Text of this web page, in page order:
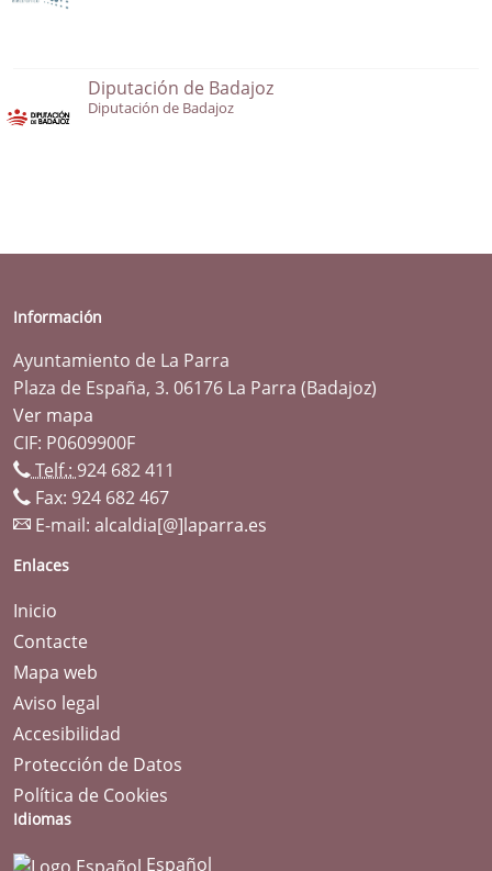
Diputación de Badajoz
Diputación de Badajoz
Información
Ayuntamiento de La Parra
Plaza de España, 3. 06176 La Parra (Badajoz)
Ver mapa
CIF: P0609900F
Telf.: 924 682 411
Fax: 924 682 467
E-mail: alcaldia[@]laparra.es
Enlaces
Inicio
Contacte
Mapa web
Aviso legal
Accesibilidad
Protección de Datos
Política de Cookies
Idiomas
Español